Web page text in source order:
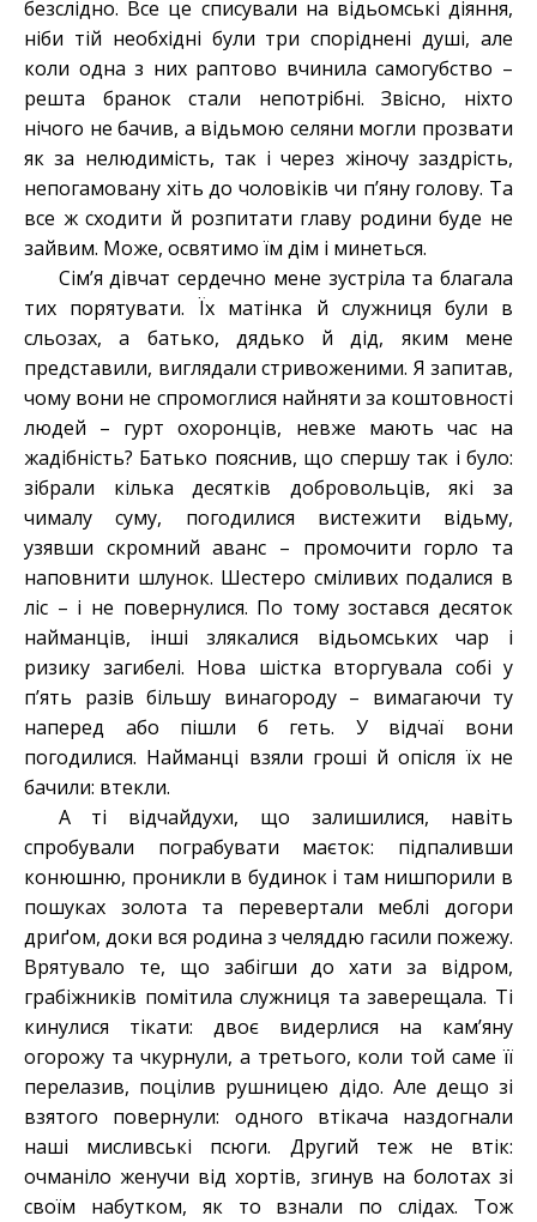
безслідно. Все це списували на відьомські діяння,
ніби тій необхідні були три споріднені душі, але
коли одна з них раптово вчинила самогубство –
решта бранок стали непотрібні. Звісно, ніхто
нічого не бачив, а відьмою селяни могли прозвати
як за нелюдимість, так і через жіночу заздрість,
непогамовану хіть до чоловіків чи п’яну голову. Та
все ж сходити й розпитати главу родини буде не
зайвим. Може, освятимо їм дім і минеться.
Сім’я дівчат сердечно мене зустріла та благала
тих порятувати. Їх матінка й служниця були в
сльозах, а батько, дядько й дід, яким мене
представили, виглядали стривоженими. Я запитав,
чому вони не спромоглися найняти за коштовності
людей – гурт охоронців, невже мають час на
жадібність? Батько пояснив, що спершу так і було:
зібрали кілька десятків добровольців, які за
чималу суму, погодилися вистежити відьму,
узявши скромний аванс – промочити горло та
наповнити шлунок. Шестеро сміливих подалися в
ліс – і не повернулися. По тому зостався десяток
найманців, інші злякалися відьомських чар і
ризику загибелі. Нова шістка вторгувала собі у
п’ять разів більшу винагороду – вимагаючи ту
наперед або пішли б геть. У відчаї вони
погодилися. Найманці взяли гроші й опісля їх не
бачили: втекли.
А ті відчайдухи, що залишилися, навіть
спробували пограбувати маєток: підпаливши
конюшню, проникли в будинок і там нишпорили в
пошуках золота та перевертали меблі догори
дриґом, доки вся родина з челяддю гасили пожежу.
Врятувало те, що забігши до хати за відром,
грабіжників помітила служниця та заверещала. Ті
кинулися тікати: двоє видерлися на кам’яну
огорожу та чкурнули, а третього, коли той саме її
перелазив, поцілив рушницею дідо. Але дещо зі
взятого повернули: одного втікача наздогнали
наші мисливські псюги. Другий теж не втік:
очманіло женучи від хортів, згинув на болотах зі
своїм набутком, як то взнали по слідах. Тож